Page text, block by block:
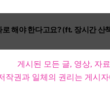
해야 한다고요? (ft. 장시간 산
게시된 모든 글, 영상, 자
작권과 일체의 권리는 게시